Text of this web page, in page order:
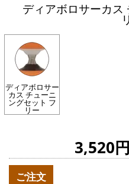
ディアボロサーカス
ディアボロサー
カス チューニ
ングセット フ
リー
3,520円
ご注文